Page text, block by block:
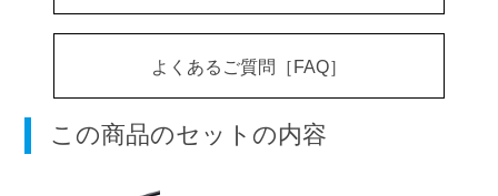
よくあるご質問［FAQ］
この商品のセットの内容